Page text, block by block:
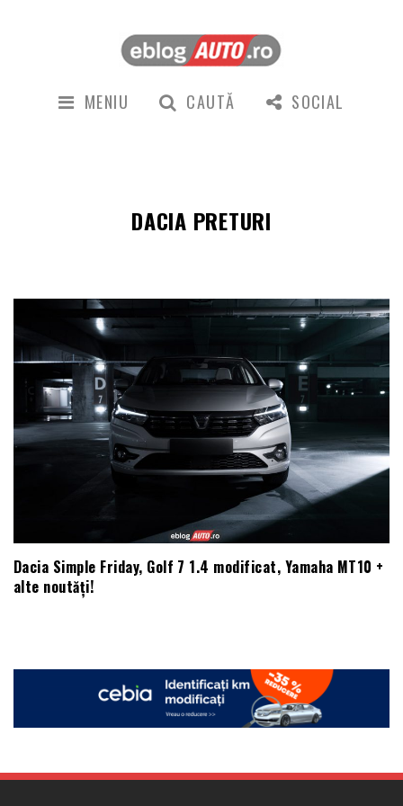
MENIU CAUTĂ SOCIAL
DACIA PRETURI
Dacia Simple Friday, Golf 7 1.4 modificat, Yamaha MT10 +
alte noutăți!